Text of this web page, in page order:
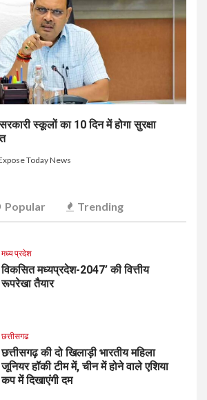
स्कूलों का 10 दिन में होगा सुरक्षा
Today News
Popular Trending
मध्य प्रदेश
विकसित मध्यप्रदेश-2047’ की वित्तीय
रूपरेखा तैयार
छत्तीसगढ
छत्तीसगढ़ की दो खिलाड़ी भारतीय महिला
जूनियर हॉकी टीम में, चीन में होने वाले एशिया
कप में दिखाएंगी दम